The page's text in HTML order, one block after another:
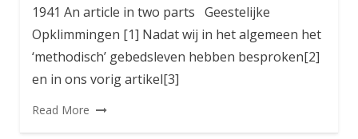
1941 An article in two parts Geestelijke
Opklimmingen [1] Nadat wij in het algemeen het
‘methodisch’ gebedsleven hebben besproken[2]
en in ons vorig artikel[3]
Read More